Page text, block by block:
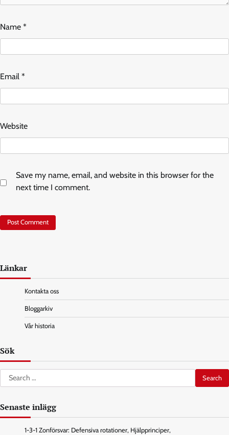
Name *
Email *
Website
Save my name, email, and website in this browser for the
next time I comment.
Länkar
Kontakta oss
Bloggarkiv
Vår historia
Sök
Search
for:
Senaste inlägg
1-3-1 Zonförsvar: Defensiva rotationer, Hjälpprinciper,